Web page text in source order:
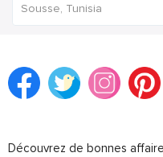
Sousse, Tunisia
Découvrez de bonnes